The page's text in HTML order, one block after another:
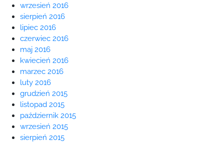
wrzesień 2016
sierpień 2016
lipiec 2016
czerwiec 2016
maj 2016
kwiecień 2016
marzec 2016
luty 2016
grudzień 2015
listopad 2015
październik 2015
wrzesień 2015
sierpień 2015